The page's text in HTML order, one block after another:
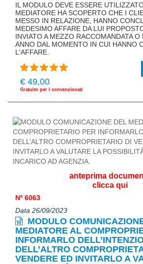
IL MODULO DEVE ESSERE
MEDIATORE HA SCOPERTO CHE I
MESSO IN RELAZIONE, HANNO
MEDESIMO AFFARE DA LUI
INVIATO A MEZZO RACCOMANDATA O
ANNO DAL MOMENTO IN CUI HANNO
L'AFFARE.
€ 49,00
Gratuito per i convenzionati
anteprima
clicca qui
Nº 6063
Data 26/09/2023
MODULO
MEDIATORE AL
INFORMARLO
DELL’ALTRO
VENDERE ED INVITARLO A